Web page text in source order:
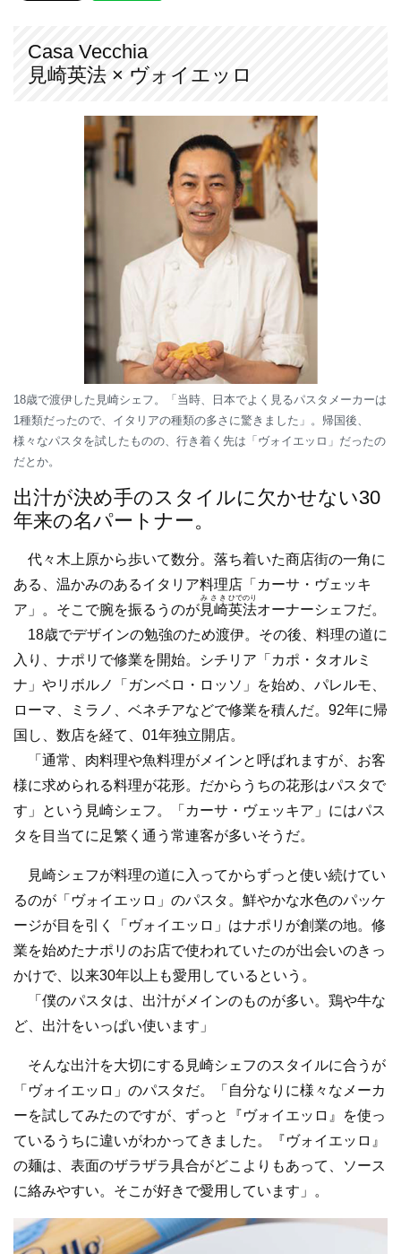
b
o
Casa Vecchia
見崎英法 × ヴォイエッロ
18歳で渡伊した見崎シェフ。「当時、日本でよく見るパスタメーカーは
1種類だったので、イタリアの種類の多さに驚きました」。帰国後、
様々なパスタを試したものの、行き着く先は「ヴォイエッロ」だったの
だとか。
出汁が決め手のスタイルに欠かせない30
年来の名パートナー。
代々木上原から歩いて数分。落ち着いた商店街の一角に
ある、温かみのあるイタリア料理店「カーサ・ヴェッキ
ア」。そこで腕を振るうのが見崎
みさき
英法
ひでのり
オーナーシェフだ。
18歳でデザインの勉強のため渡伊。その後、料理の道に
入り、ナポリで修業を開始。シチリア「カポ・タオルミ
ナ」やリボルノ「ガンベロ・ロッソ」を始め、パレルモ、
ローマ、ミラノ、ベネチアなどで修業を積んだ。92年に帰
国し、数店を経て、01年独立開店。
「通常、肉料理や魚料理がメインと呼ばれますが、お客
様に求められる料理が花形。だからうちの花形はパスタで
す」という見崎シェフ。「カーサ・ヴェッキア」にはパス
タを目当てに足繁く通う常連客が多いそうだ。
見崎シェフが料理の道に入ってからずっと使い続けてい
るのが「ヴォイエッロ」のパスタ。鮮やかな水色のパッケ
ージが目を引く「ヴォイエッロ」はナポリが創業の地。修
業を始めたナポリのお店で使われていたのが出会いのきっ
かけで、以来30年以上も愛用しているという。
「僕のパスタは、出汁がメインのものが多い。鶏や牛な
ど、出汁をいっぱい使います」
そんな出汁を大切にする見崎シェフのスタイルに合うが
「ヴォイエッロ」のパスタだ。「自分なりに様々なメーカ
ーを試してみたのですが、ずっと『ヴォイエッロ』を使っ
ているうちに違いがわかってきました。『ヴォイエッロ』
の麺は、表面のザラザラ具合がどこよりもあって、ソース
に絡みやすい。そこが好きで愛用しています」。